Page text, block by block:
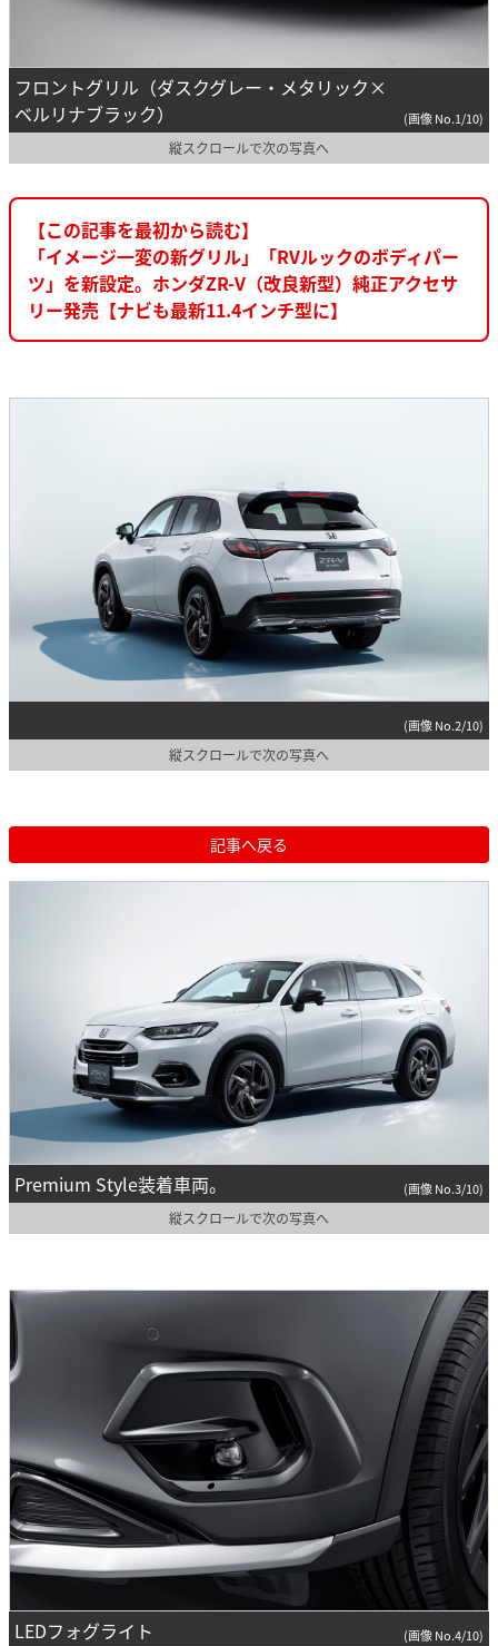
フロントグリル（ダスクグレー・メタリック×
ベルリナブラック）
(画像 No.1/10)
縦スクロールで次の写真へ
【この記事を最初から読む】
「イメージ一変の新グリル」「RVルックのボディパー
ツ」を新設定。ホンダZR-V（改良新型）純正アクセサ
リー発売【ナビも最新11.4インチ型に】
(画像 No.2/10)
縦スクロールで次の写真へ
記事へ戻る
Premium Style装着車両。 (画像 No.3/10)
縦スクロールで次の写真へ
LEDフォグライト (画像 No.4/10)